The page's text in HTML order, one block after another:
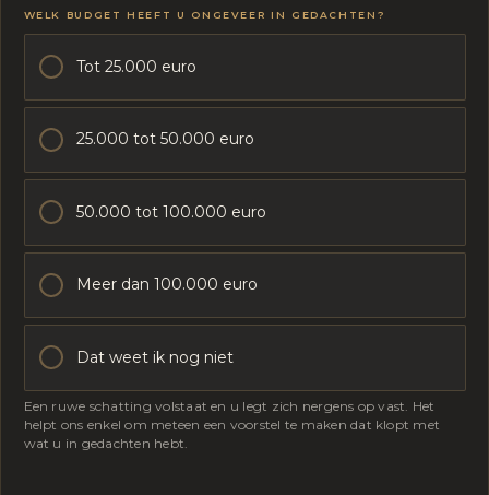
WELK BUDGET HEEFT U ONGEVEER IN GEDACHTEN?
Tot 25.000 euro
25.000 tot 50.000 euro
50.000 tot 100.000 euro
Meer dan 100.000 euro
Dat weet ik nog niet
Een ruwe schatting volstaat en u legt zich nergens op vast. Het
helpt ons enkel om meteen een voorstel te maken dat klopt met
wat u in gedachten hebt.